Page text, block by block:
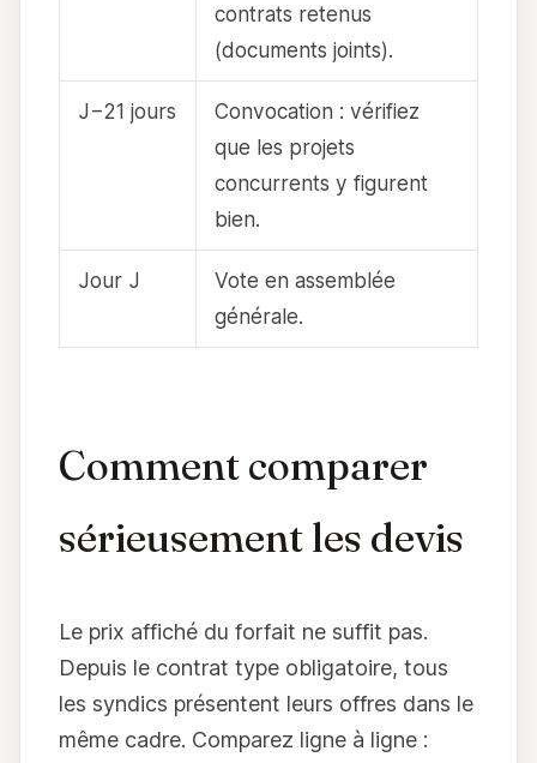
contrats retenus
(documents joints).
J−21 jours
Convocation : vérifiez
que les projets
concurrents y figurent
bien.
Jour J
Vote en assemblée
générale.
Comment comparer
sérieusement les devis
Le prix affiché du forfait ne suffit pas.
Depuis le contrat type obligatoire, tous
les syndics présentent leurs offres dans le
même cadre. Comparez ligne à ligne :